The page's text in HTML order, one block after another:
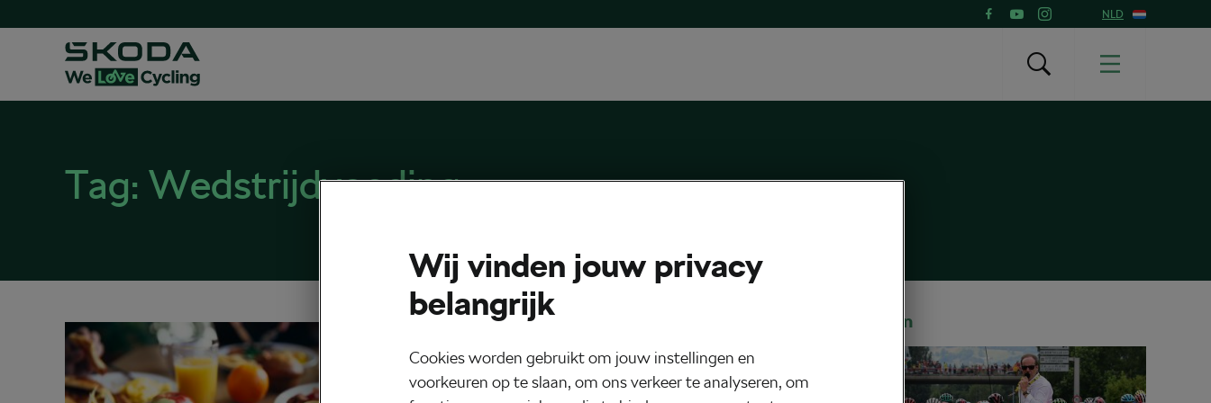
NLD
Tag: Wedstrijdvoeding
bergetappes
september 17, 2020
5 min lezen
Tour de France
Aanbevolen
Wij vinden jouw privacy
belangrijk
Cookies worden gebruikt om jouw instellingen en
voorkeuren op te slaan, om ons verkeer te analyseren, om